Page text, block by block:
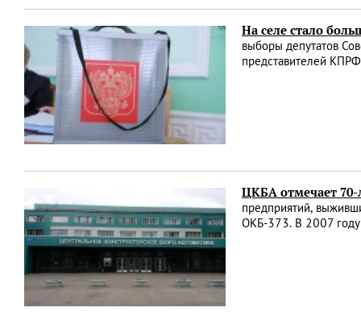
На селе стало
выборы депутатов
представителей
ЦКБА отмечает
предприятий,
ОКБ-373. В 2007 году